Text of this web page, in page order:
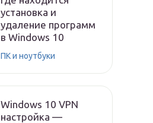
установка и
удаление программ
в Windows 10
ПК и ноутбуки
Windows 10 VPN
настройка —